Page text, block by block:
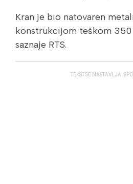
Kran je bio natovaren
konstrukcijom teškom 350
saznaje RTS.
TEKST SE NASTAVLJA